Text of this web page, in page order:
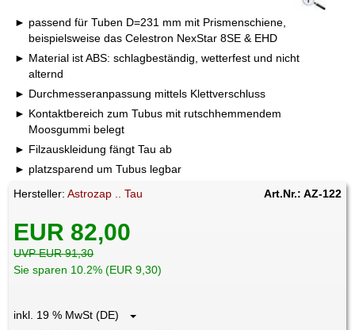
passend für Tuben D=231 mm mit Prismenschiene,
beispielsweise das Celestron NexStar 8SE & EHD
Material ist ABS: schlagbeständig, wetterfest und nicht
alternd
Durchmesseranpassung mittels Klettverschluss
Kontaktbereich zum Tubus mit rutschhemmendem
Moosgummi belegt
Filzauskleidung fängt Tau ab
platzsparend um Tubus legbar
Hersteller:Astrozap .. Tau Art.Nr.: AZ-122
EUR 82,00
UVP EUR 91,30
Sie sparen 10.2% (EUR 9,30)
inkl. 19 % MwSt (DE)